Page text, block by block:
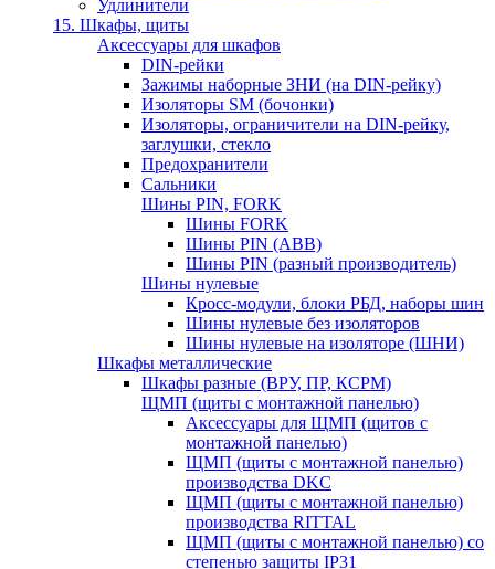
Удлинители
15. Шкафы, щиты
Аксессуары для шкафов
DIN-рейки
Зажимы наборные ЗНИ (на DIN-рейку)
Изоляторы SM (бочонки)
Изоляторы, ограничители на DIN-рейку,
заглушки, стекло
Предохранители
Сальники
Шины PIN, FORK
Шины FORK
Шины PIN (АВВ)
Шины PIN (разный производитель)
Шины нулевые
Кросс-модули, блоки РБД, наборы шин
Шины нулевые без изоляторов
Шины нулевые на изоляторе (ШНИ)
Шкафы металлические
Шкафы разные (ВРУ, ПР, КСРМ)
ЩМП (щиты с монтажной панелью)
Аксессуары для ЩМП (щитов с
монтажной панелью)
ЩМП (щиты с монтажной панелью)
производства DKC
ЩМП (щиты с монтажной панелью)
производства RITTAL
ЩМП (щиты с монтажной панелью) со
степенью защиты IP31